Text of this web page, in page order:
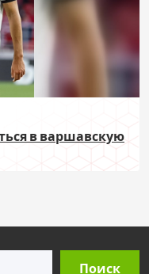
в варшавскую
Поиск